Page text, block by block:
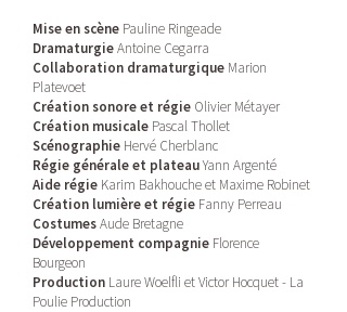
Mise en scène Pauline Ringeade
DramaturgieAntoine Cegarra
Collaboration dramaturgique Marion
Platevoet
Création sonore et régie Olivier Métayer
Création musicale Pascal Thollet
Scénographie Hervé Cherblanc
Régie générale et plateauYann Argenté
Aide régie Karim Bakhouche et Maxime Robinet
Création lumière et régie Fanny Perreau
CostumesAude Bretagne
Développement compagnie Florence
Bourgeon
Production Laure Woelfli et Victor Hocquet - La
Poulie Production